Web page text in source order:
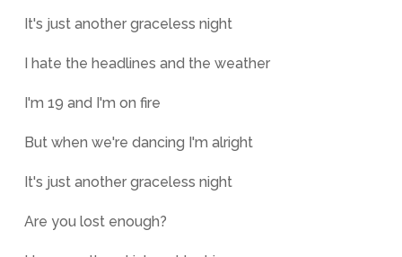
It's just another graceless night
I hate the headlines and the weather
I'm 19 and I'm on fire
But when we're dancing I'm alright
It's just another graceless night
Are you lost enough?